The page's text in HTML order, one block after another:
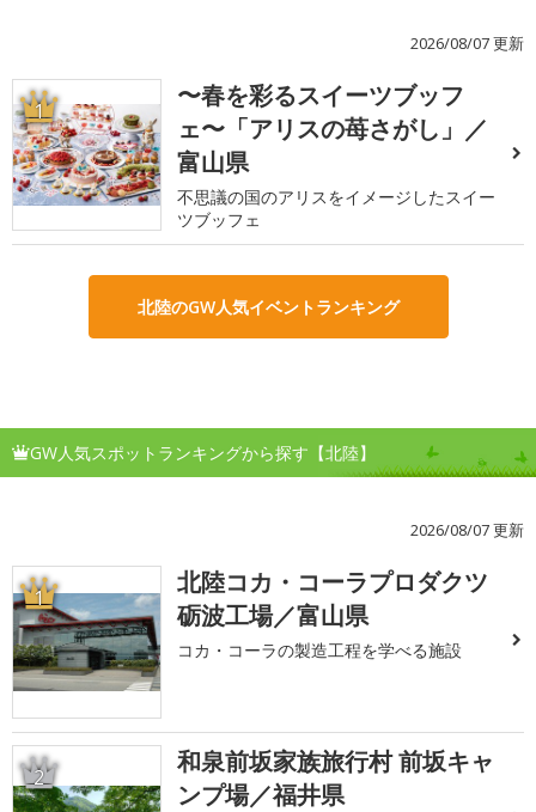
2026/08/07 更新
1
〜春を彩るスイーツブッフ
ェ〜「アリスの苺さがし」／
富山県
不思議の国のアリスをイメージしたスイー
ツブッフェ
北陸のGW人気イベントランキング
GW人気スポットランキングから探す【北陸】
2026/08/07 更新
1
北陸コカ・コーラプロダクツ
砺波工場／富山県
コカ・コーラの製造工程を学べる施設
2
和泉前坂家族旅行村 前坂キャ
ンプ場／福井県